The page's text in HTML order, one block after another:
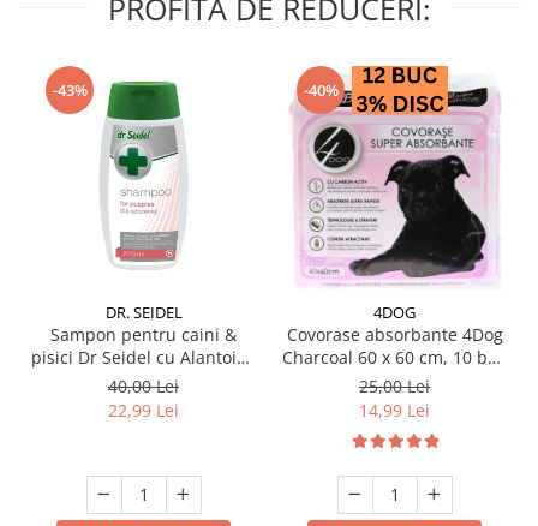
PROFITA DE REDUCERI:
-43%
DR. SEIDEL
Sampon pentru caini &
pisici Dr Seidel cu Alantoina
220 ml
40,00 Lei
22,99 Lei
-40%
4DOG
Covorase absorbante 4Dog
Charcoal 60 x 60 cm, 10 buc
/ pachet
25,00 Lei
14,99 Lei